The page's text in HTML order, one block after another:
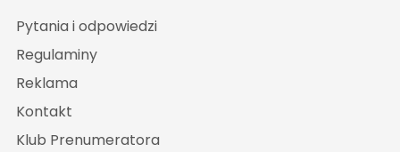
Pytania i odpowiedzi
Regulaminy
Reklama
Kontakt
Klub Prenumeratora